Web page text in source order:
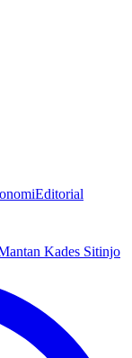
Editorial
Kades Sitinjo